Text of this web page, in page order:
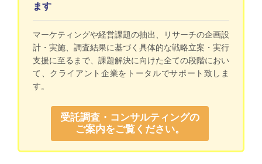
ます
マーケティングや経営課題の抽出、リサーチの企画設
計・実施、調査結果に基づく具体的な戦略立案・実行
支援に至るまで、課題解決に向けた全ての段階におい
て、クライアント企業をトータルでサポート致しま
す。
受託調査・コンサルティングの
ご案内をご覧ください。